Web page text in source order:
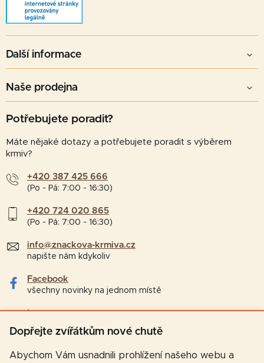
Dopřejte zvířátkům nové chutě
Abychom Vám usnadnili prohlížení našeho webu a
Další informace
Naše prodejna
Potřebujete poradit?
Máte nějaké dotazy a potřebujete poradit s výběrem
krmiv?
+420 387 425 666
(Po - Pá: 7:00 - 16:30)
+420 724 020 865
(Po - Pá: 7:00 - 16:30)
info@znackova-krmiva.cz
napište nám kdykoliv
Facebook
všechny novinky na jednom místě
Instagram
tipy a zajímavosti pro chovatele